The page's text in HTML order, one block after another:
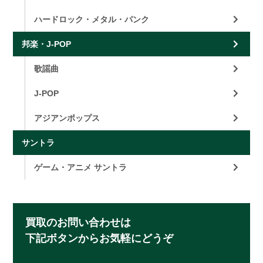
ハードロック・メタル・パンク
邦楽・J-POP
歌謡曲
J-POP
アジアンポップス
サントラ
ゲーム・アニメ サントラ
買取のお問い合わせは
下記ボタンからお気軽にどうぞ